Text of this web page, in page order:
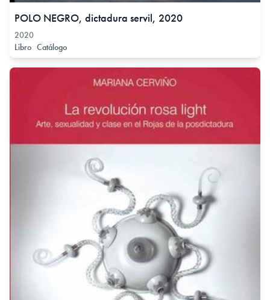
POLO NEGRO, dictadura servil, 2020
2020
Libro Catálogo